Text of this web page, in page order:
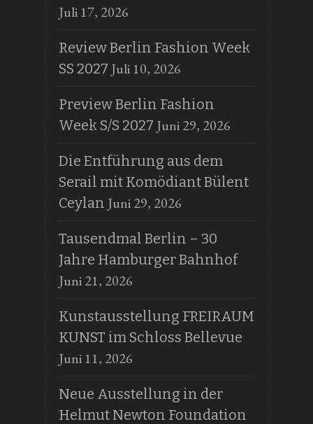
Juli 17, 2026
Review Berlin Fashion Week
SS 2027 Juli 10, 2026
Preview Berlin Fashion
Week S/S 2027 Juni 29, 2026
Die Entführung aus dem
Serail mit Komödiant Bülent
Ceylan Juni 29, 2026
Tausendmal Berlin – 30
Jahre Hamburger Bahnhof
Juni 21, 2026
Kunstausstellung FREIRAUM
KUNST im Schloss Bellevue
Juni 11, 2026
Neue Ausstellung in der
Helmut Newton Foundation